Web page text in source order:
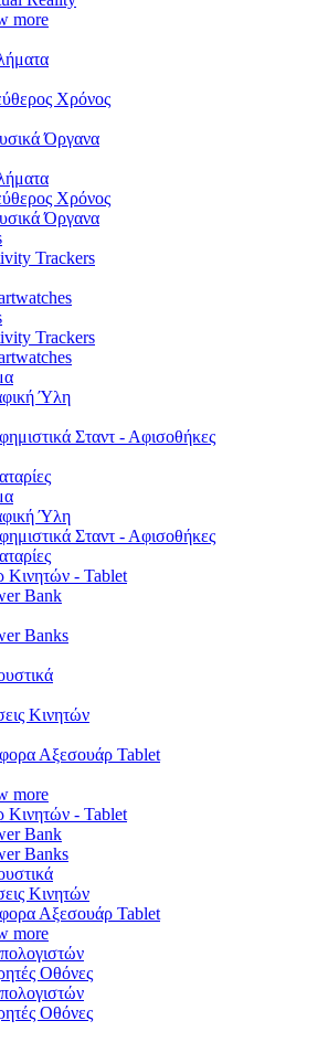
more
Χρόνος
Όργανα
Χρόνος
Όργανα
Trackers
Trackers
Ύλη
Σταντ - Αφισοθήκες
Ύλη
Σταντ - Αφισοθήκες
Κινητών - Tablet
Bank
Banks
Κινητών
Αξεσουάρ Tablet
more
Κινητών - Tablet
Bank
Banks
Κινητών
Αξεσουάρ Tablet
more
Οθόνες
Οθόνες